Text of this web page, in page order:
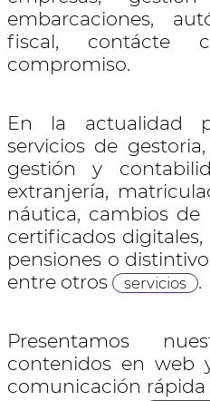
embarcaciones,
fiscal, contácte
compromiso.
En la actualidad
servicios de
gestión y
extranjería,
náutica, cambios de
certificados digitales,
pensiones o
entre otros
servicios .
Presentamos
contenidos en web
comunicación rápida